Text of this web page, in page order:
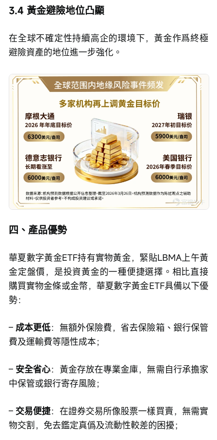
3.4 黃金避險地位凸顯
在全球不確定性持續高企的環境下，黃金作爲終極
避險資產的地位進一步強化。
四、產品優勢
華夏數字黃金ETF持有實物黃金，緊貼LBMA上午黃
金定盤價，是投資黃金的一種便捷選擇。相比直接
購買實物金條或金幣，華夏數字黃金ETF具備以下優
勢：
– 成本更低：無額外保險費，省去保險箱、銀行保管
費及運輸費等隱性成本；
– 安全省心：黃金存放在專業金庫，無需自行承擔家
中保管或銀行寄存風險；
– 交易便捷：在證券交易所像股票一樣買賣，無需實
物交割，免去鑑定真僞及流動性較差的困擾；